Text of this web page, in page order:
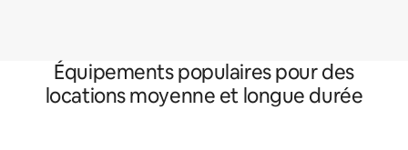
Équipements populaires pour des
locations moyenne et longue durée